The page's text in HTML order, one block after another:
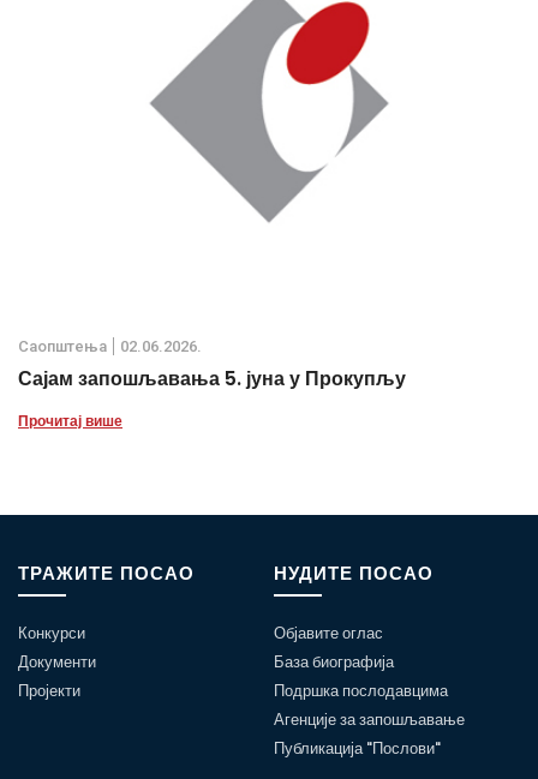
Саопштења 02.06.2026.
Сајам запошљавања 5. јуна у Прокупљу
Прочитај више
ТРАЖИТЕ ПОСАО
Конкурси
Документи
Пројекти
НУДИТЕ ПОСАО
Објавите оглас
База биографија
Подршка послодавцима
Агенције за запошљавање
Публикација "Послови"